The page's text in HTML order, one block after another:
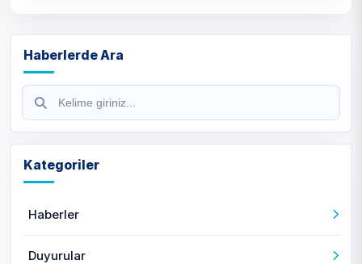
Haberlerde Ara
Kategoriler
Haberler
Duyurular